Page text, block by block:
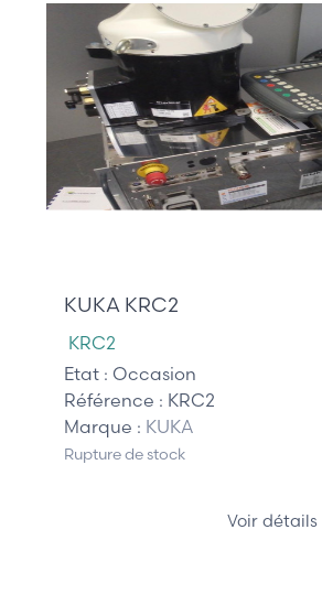
KUKA KRC2
KRC2
Etat : Occasion
Référence : KRC2
Marque : KUKA
Rupture de stock
Voir détails